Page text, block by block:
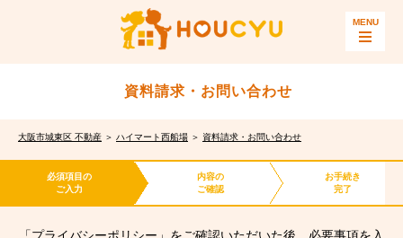
資料請求・お問い合わせ
大阪市城東区 不動産 ＞ ハイマート西船場 ＞ 資料請求・お問い合わせ
必須項目の
ご入力
内容の
ご確認
お手続き
完了